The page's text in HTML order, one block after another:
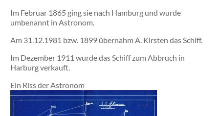
Im Februar 1865 ging sie nach Hamburg und wurde
umbenannt in Astronom.
Am 31.12.1981 bzw. 1899 übernahm A. Kirsten das Schiff.
Im Dezember 1911 wurde das Schiff zum Abbruch in
Harburg verkauft.
Ein Riss der Astronom